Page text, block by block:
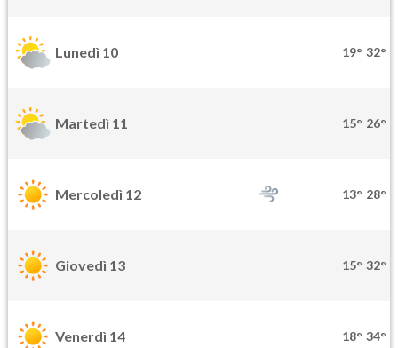
Lunedì 10 19° 32°
Martedì 11 15° 26°
Mercoledì 12 13° 28°
Giovedì 13 15° 32°
Venerdì 14 18° 34°